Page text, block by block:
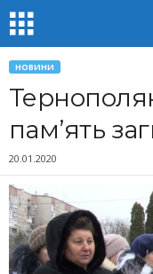
НОВИНИ
пам’ять
20.01.2020